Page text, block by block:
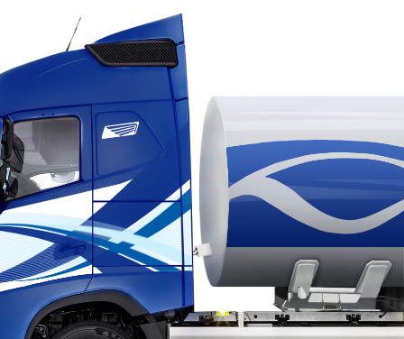
Основний вид діяльності - надання транспортних
і логістичних послуг. Співпрацюємо в Україні, Європі та